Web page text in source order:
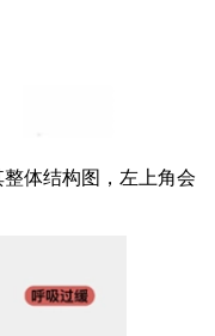
体结构图，左上角会